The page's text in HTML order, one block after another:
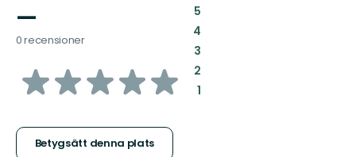
—
0 recensioner
av
stjärnor
Betygsätt denna plats
5:
4:
3:
2:
1: